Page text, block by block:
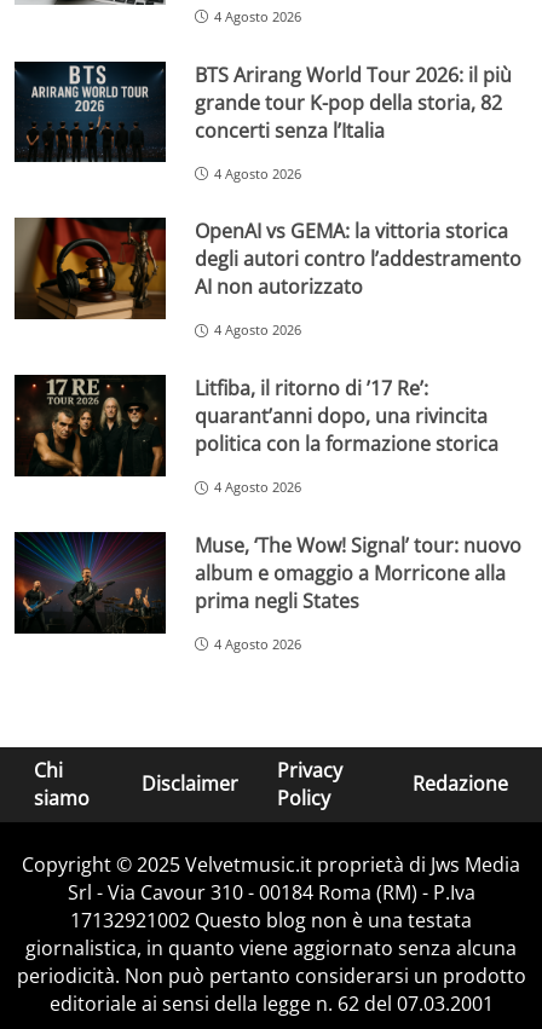
4 Agosto 2026
BTS Arirang World Tour 2026: il più
grande tour K-pop della storia, 82
concerti senza l’Italia
4 Agosto 2026
OpenAI vs GEMA: la vittoria storica
degli autori contro l’addestramento
AI non autorizzato
4 Agosto 2026
Litfiba, il ritorno di ’17 Re’:
quarant’anni dopo, una rivincita
politica con la formazione storica
4 Agosto 2026
Muse, ‘The Wow! Signal’ tour: nuovo
album e omaggio a Morricone alla
prima negli States
4 Agosto 2026
Chi
siamo
Disclaimer
Privacy
Policy
Redazione
Copyright © 2025 Velvetmusic.it proprietà di Jws Media
Srl - Via Cavour 310 - 00184 Roma (RM) - P.Iva
17132921002 Questo blog non è una testata
giornalistica, in quanto viene aggiornato senza alcuna
periodicità. Non può pertanto considerarsi un prodotto
editoriale ai sensi della legge n. 62 del 07.03.2001